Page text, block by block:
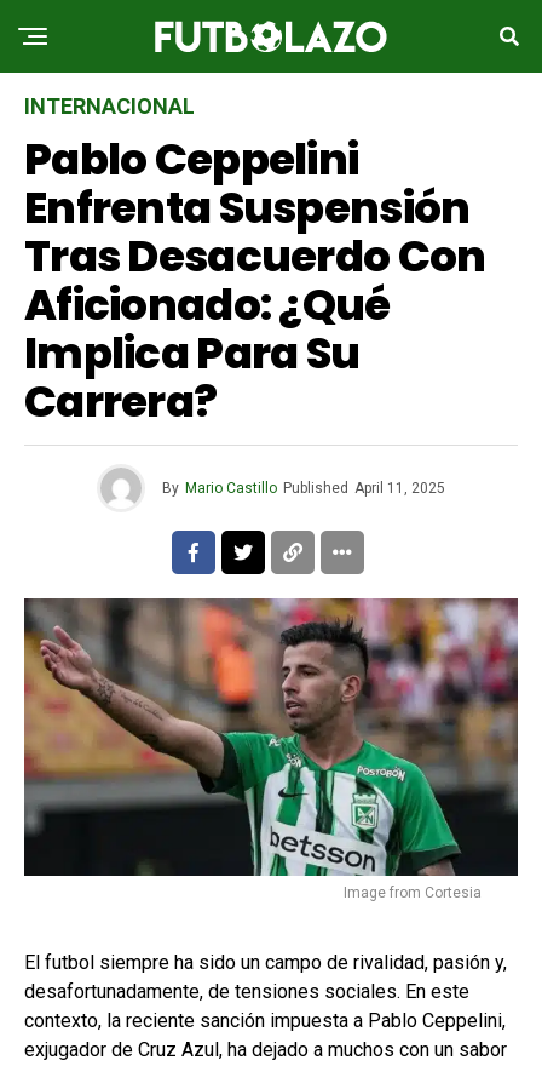
INTERNACIONAL
Pablo Ceppelini
Enfrenta Suspensión
Tras Desacuerdo Con
Aficionado: ¿Qué
Implica Para Su
Carrera?
By Mario Castillo Published April 11, 2025
Image from Cortesia
El futbol siempre ha sido un campo de rivalidad, pasión y,
desafortunadamente, de tensiones sociales. En este
contexto, la reciente sanción impuesta a Pablo Ceppelini,
exjugador de Cruz Azul, ha dejado a muchos con un sabor